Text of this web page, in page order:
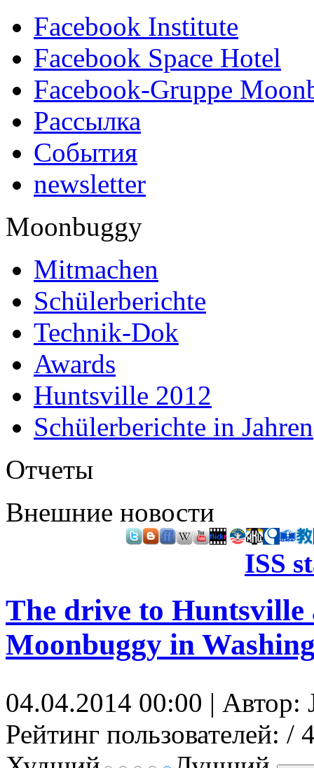
Facebook Institute
Facebook Space Hotel
Facebook-Gruppe
Рассылка
События
newsletter
Moonbuggy
Mitmachen
Schülerberichte
Technik-Dok
Awards
Huntsville 2012
Schülerberichte in Jahren
Отчеты
Внешние новости
ISS
The drive to Huntsville
Moonbuggy in
04.04.2014 00:00 | Автор:
Рейтинг пользователей: /